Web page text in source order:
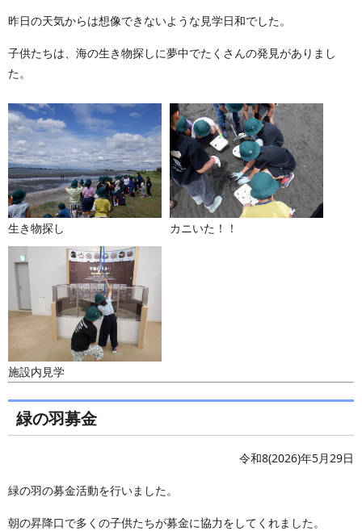
昨日の天気からは想像できないような見学日和でした。
子供たちは、海の生き物探しに夢中でたくさんの発見がありまし
た。
生き物探し カニいた！！
施設内見学
緑の羽募金
令和8(2026)年5月29日
緑の羽の募金活動を行いました。
朝の昇降口で多くの子供たちが募金に協力をしてくれました。